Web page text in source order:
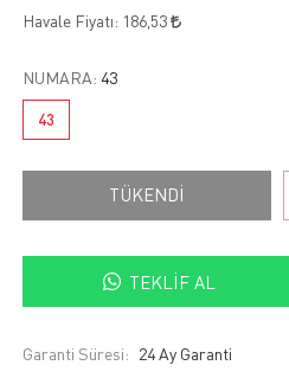
Havale Fiyatı: 186,53
NUMARA: 43
43
TÜKENDİ
TEKLIF AL
Garanti Süresi: 24 Ay Garanti